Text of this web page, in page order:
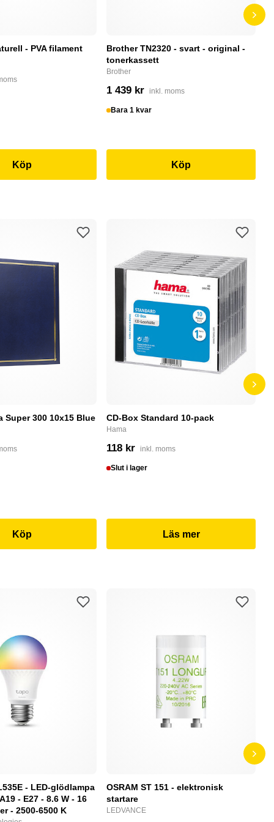
- PVA filament
Köp
Brother TN2320 - svart - original -
tonerkassett
Brother
1 439 kr inkl. moms
Bara 1 kvar
Köp
Super 300 10x15 Blue
Köp
CD-Box Standard 10-pack
Hama
118 kr inkl. moms
Slut i lager
Läs mer
- LED-glödlampa
- E27 - 8.6 W - 16
- 2500-6500 K
OSRAM ST 151 - elektronisk
startare
LEDVANCE